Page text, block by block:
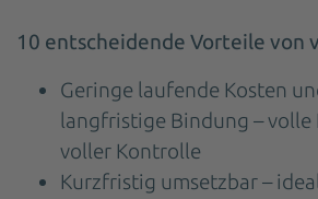
10 entscheidende Vorteile von
Geringe laufende Kosten
langfristige Bindung –
voller Kontrolle
Kurzfristig umsetzbar –